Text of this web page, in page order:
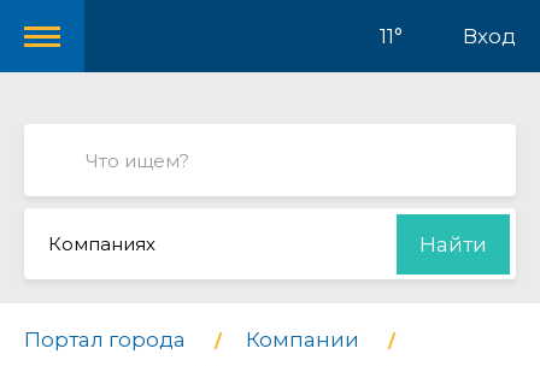
11° Вход
Компаниях Найти
Портал города
Компании